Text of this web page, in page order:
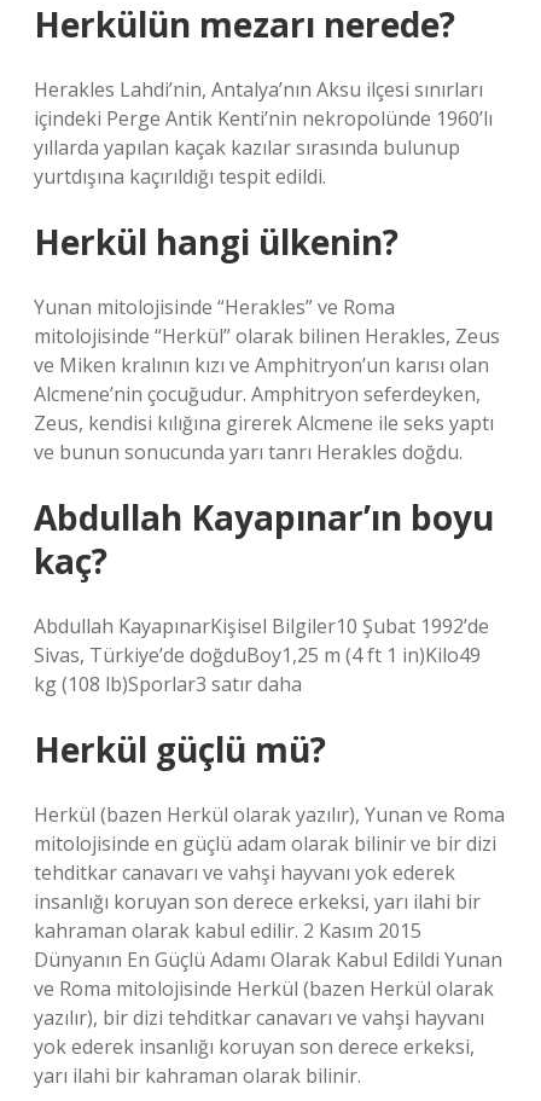
Herkülün mezarı nerede?
Herakles Lahdi’nin, Antalya’nın Aksu ilçesi sınırları
içindeki Perge Antik Kenti’nin nekropolünde 1960’lı
yıllarda yapılan kaçak kazılar sırasında bulunup
yurtdışına kaçırıldığı tespit edildi.
Herkül hangi ülkenin?
Yunan mitolojisinde “Herakles” ve Roma
mitolojisinde “Herkül” olarak bilinen Herakles, Zeus
ve Miken kralının kızı ve Amphitryon’un karısı olan
Alcmene’nin çocuğudur. Amphitryon seferdeyken,
Zeus, kendisi kılığına girerek Alcmene ile seks yaptı
ve bunun sonucunda yarı tanrı Herakles doğdu.
Abdullah Kayapınar’ın boyu
kaç?
Abdullah KayapınarKişisel Bilgiler10 Şubat 1992’de
Sivas, Türkiye’de doğduBoy1,25 m (4 ft 1 in)Kilo49
kg (108 lb)Sporlar3 satır daha
Herkül güçlü mü?
Herkül (bazen Herkül olarak yazılır), Yunan ve Roma
mitolojisinde en güçlü adam olarak bilinir ve bir dizi
tehditkar canavarı ve vahşi hayvanı yok ederek
insanlığı koruyan son derece erkeksi, yarı ilahi bir
kahraman olarak kabul edilir. 2 Kasım 2015
Dünyanın En Güçlü Adamı Olarak Kabul Edildi Yunan
ve Roma mitolojisinde Herkül (bazen Herkül olarak
yazılır), bir dizi tehditkar canavarı ve vahşi hayvanı
yok ederek insanlığı koruyan son derece erkeksi,
yarı ilahi bir kahraman olarak bilinir.